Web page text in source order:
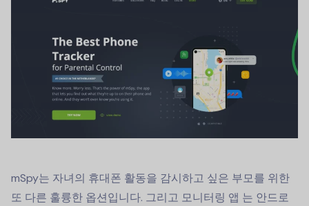
mSpy는 자녀의 휴대폰 활동을 감시하고 싶은 부모를 위한
또 다른 훌륭한 옵션입니다. 그리고 모니터링 앱 는 안드로